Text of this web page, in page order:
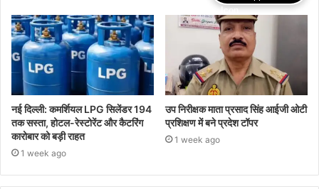
नई दिल्ली: कमर्शियल LPG सिलेंडर 194
तक सस्ता, होटल-रेस्टोरेंट और कैटरिंग
कारोबार को बड़ी राहत
1 week ago
उप निरीक्षक माता प्रसाद सिंह आईजी ओटी
प्रशिक्षण में बने प्रदेश टॉपर
1 week ago